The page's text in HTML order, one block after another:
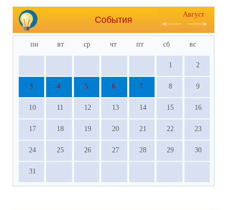
События
Август
пн вт ср чт пт сб вс
1 2
3 4 5 6 7 8 9
10 11 12 13 14 15 16
17 18 19 20 21 22 23
24 25 26 27 28 29 30
31